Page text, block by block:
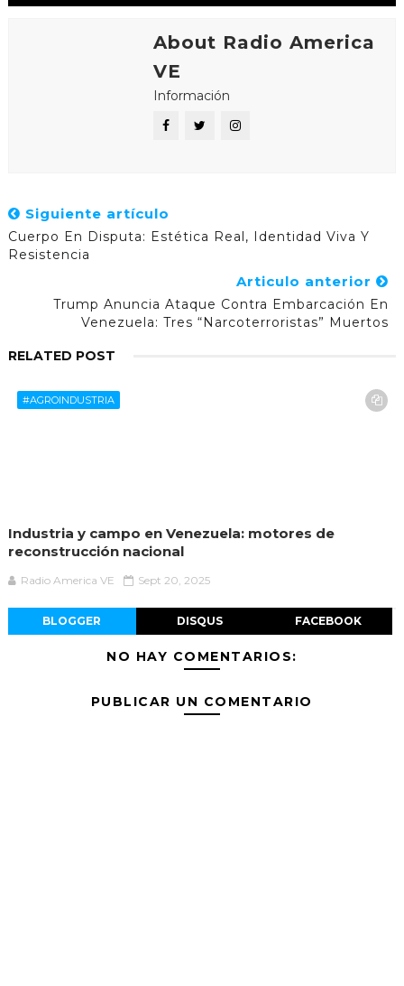
About Radio America
VE
Información
Siguiente artículo
Cuerpo En Disputa: Estética Real, Identidad Viva Y
Resistencia
Articulo anterior
Trump Anuncia Ataque Contra Embarcación En
Venezuela: Tres “narcoterroristas” Muertos
RELATED POST
#AGROINDUSTRIA
Industria y campo en Venezuela: motores de
reconstrucción nacional
Radio America VE Sept 20, 2025
BLOGGER DISQUS FACEBOOK
NO HAY COMENTARIOS:
PUBLICAR UN COMENTARIO